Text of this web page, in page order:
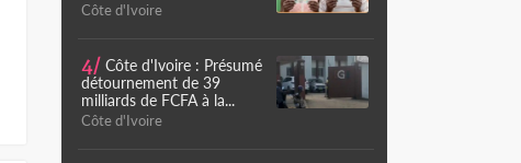
Côte d'Ivoire
4/ Côte d'Ivoire : Présumé
détournement de 39
milliards de FCFA à la...
Côte d'Ivoire